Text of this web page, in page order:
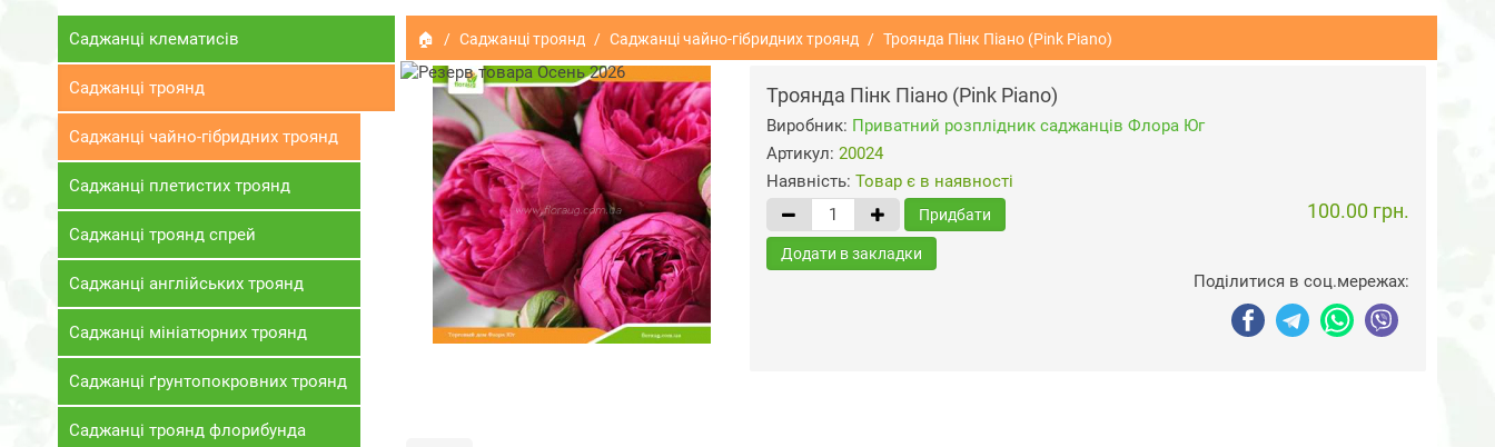
Саджанці клематисів
Саджанці троянд
Саджанці чайно-гібридних троянд
Саджанці плетистих троянд
Саджанці троянд спрей
Саджанці англійських троянд
Саджанці мініатюрних троянд
Саджанці ґрунтопокровних троянд
Саджанці троянд флорибунда
🏠 Саджанці троянд Саджанці чайно-гібридних троянд Троянда Пінк Піано (Pink Piano)
Троянда Пінк Піано (Pink Piano)
Виробник: Приватний розплідник саджанців Флора Юг
Артикул: 20024
Наявність: Товар є в наявності
Придбати 100.00 грн.
Додати в закладки
Поділитися в соц.мережах: